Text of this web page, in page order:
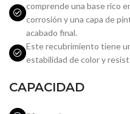
comprende una base rico
corrosión y una capa de
acabado final.
Este recubrimiento tiene
estabilidad de color y
CAPACIDAD